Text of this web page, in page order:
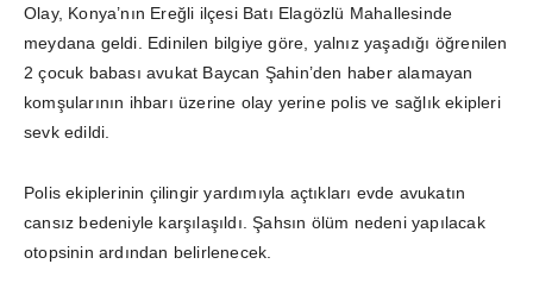
Olay, Konya’nın Ereğli ilçesi Batı Elagözlü Mahallesinde
meydana geldi. Edinilen bilgiye göre, yalnız yaşadığı öğrenilen
2 çocuk babası avukat Baycan Şahin’den haber alamayan
komşularının ihbarı üzerine olay yerine polis ve sağlık ekipleri
sevk edildi.
Polis ekiplerinin çilingir yardımıyla açtıkları evde avukatın
cansız bedeniyle karşılaşıldı. Şahsın ölüm nedeni yapılacak
otopsinin ardından belirlenecek.